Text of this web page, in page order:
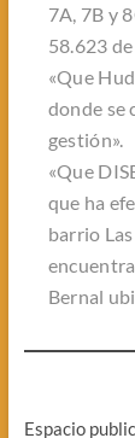
7A, 7B y
58.623
«Que
donde se
gestión».
«Que
que ha
barrio
Bernal
Espacio